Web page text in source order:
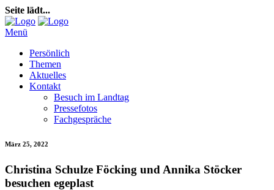
Seite lädt...
Menü
Persönlich
Themen
Aktuelles
Kontakt
Besuch im Landtag
Pressefotos
Fachgespräche
März 25, 2022
Christina Schulze Föcking und Annika Stöcker
besuchen egeplast